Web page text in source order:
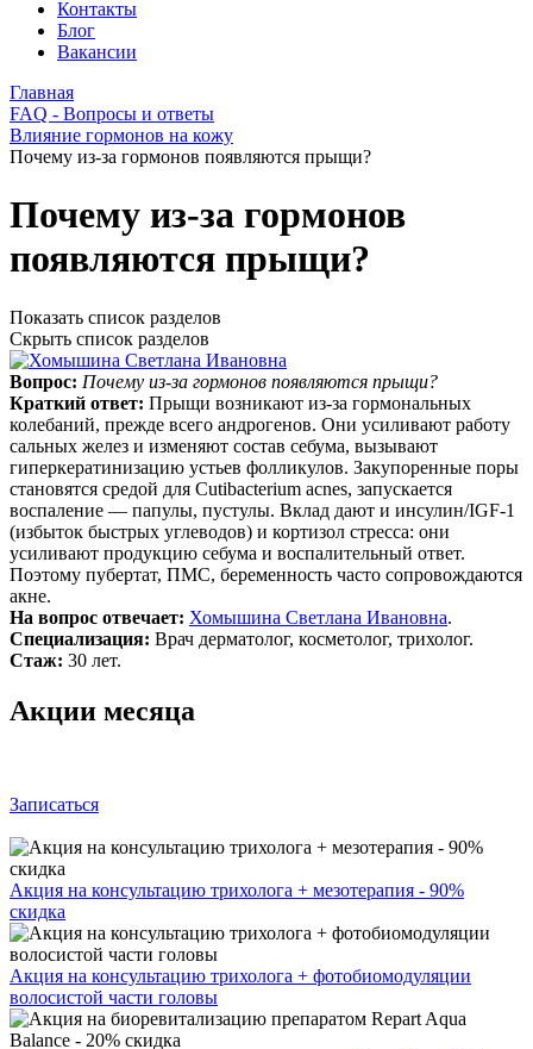
Контакты
Блог
Вакансии
Главная
FAQ - Вопросы и ответы
Влияние гормонов на кожу
Почему из-за гормонов появляются прыщи?
Почему из-за гормонов
появляются прыщи?
Показать список разделов
Скрыть список разделов
Вопрос: Почему из-за гормонов появляются прыщи?
Краткий ответ: Прыщи возникают из‑за гормональных
колебаний, прежде всего андрогенов. Они усиливают работу
сальных желез и изменяют состав себума, вызывают
гиперкератинизацию устьев фолликулов. Закупоренные поры
становятся средой для Cutibacterium acnes, запускается
воспаление — папулы, пустулы. Вклад дают и инсулин/IGF‑1
(избыток быстрых углеводов) и кортизол стресса: они
усиливают продукцию себума и воспалительный ответ.
Поэтому пубертат, ПМС, беременность часто сопровождаются
акне.
На вопрос отвечает: Хомышина Светлана Ивановна.
Специализация: Врач дерматолог, косметолог, трихолог.
Стаж: 30 лет.
Акции месяца
Записаться
Акция на консультацию трихолога + мезотерапия - 90%
скидка
Акция на консультацию трихолога + фотобиомодуляции
волосистой части головы